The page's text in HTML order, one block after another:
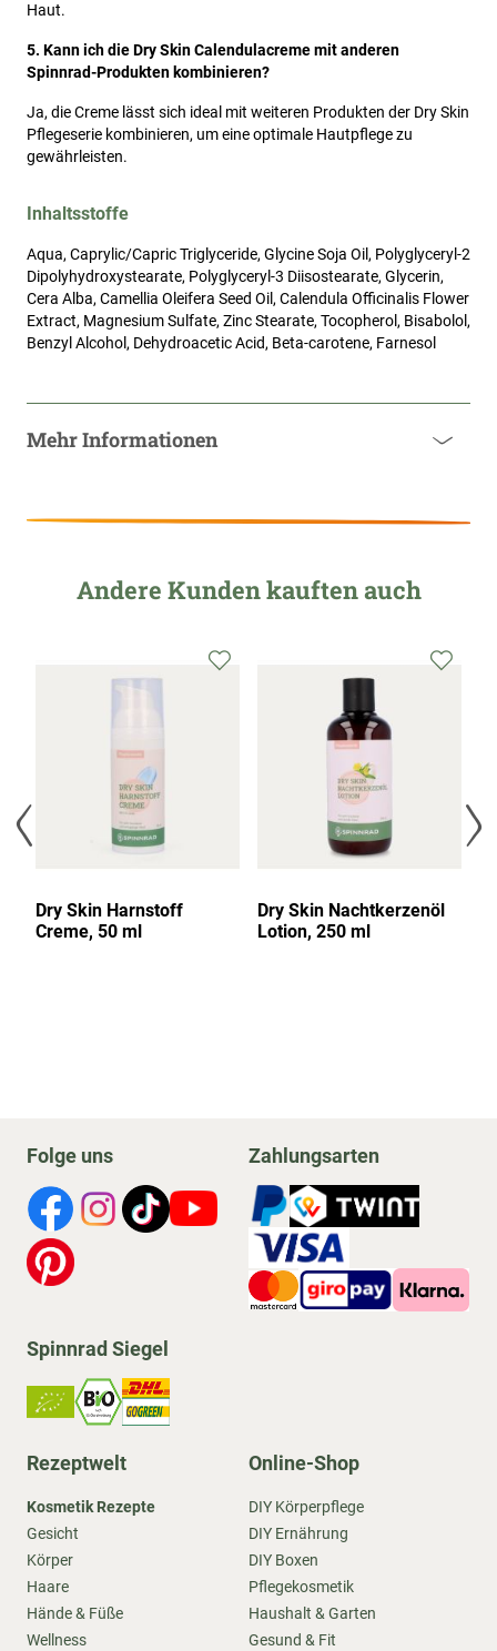
Haut.
5. Kann ich die Dry Skin Calendulacreme mit anderen
Spinnrad-Produkten kombinieren?
Ja, die Creme lässt sich ideal mit weiteren Produkten der Dry Skin
Pflegeserie kombinieren, um eine optimale Hautpflege zu
gewährleisten.
Inhaltsstoffe
Aqua, Caprylic/Capric Triglyceride, Glycine Soja Oil, Polyglyceryl-2
Dipolyhydroxystearate, Polyglyceryl-3 Diisostearate, Glycerin,
Cera Alba, Camellia Oleifera Seed Oil, Calendula Officinalis Flower
Extract, Magnesium Sulfate, Zinc Stearate, Tocopherol, Bisabolol,
Benzyl Alcohol, Dehydroacetic Acid, Beta-carotene, Farnesol
Mehr Informationen
Andere Kunden kauften auch
Dry Skin Harnstoff
Creme, 50 ml
Dry Skin Nachtkerzenöl
Lotion, 250 ml
Folge uns Zahlungsarten
Spinnrad Siegel
Rezeptwelt
Kosmetik Rezepte
Gesicht
Körper
Haare
Hände & Füße
Wellness
Online-Shop
DIY Körperpflege
DIY Ernährung
DIY Boxen
Pflegekosmetik
Haushalt & Garten
Gesund & Fit